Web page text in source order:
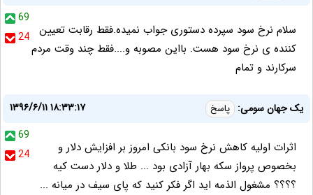
69
24
سلام نرخ سود سپرده دستوری جواب نمیده.فقط رقابت تعیین
کننده ی نرخ سود هست. بااین مصوبه و....فقط چند وقت مردم
سرکارند و تمام
یک جهان سومی: پاسخ
۱۳۹۶/۶/۱۱ ۱۸:۳۳:۱۷
69
24
اثرات اولیه کاهش نرخ سود بانکی امروز بر افزایش دلار و
بخصوص پرواز سکه بهار آزادی بود ... طلا و دلار دست کیه
؟؟؟؟ مشغول الذمه اید اگر فکر کنید که پای سیف در میانه ...